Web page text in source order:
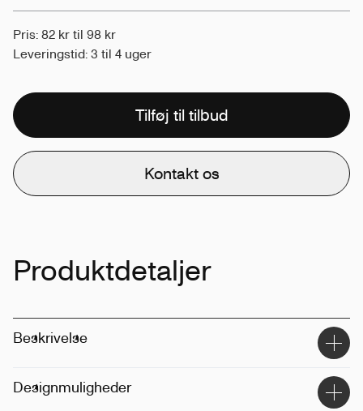
Pris: 82 kr til 98 kr
Leveringstid: 3 til 4 uger
Tilføj til tilbud
Kontakt os
Produktdetaljer
Beskrivelse
Designmuligheder